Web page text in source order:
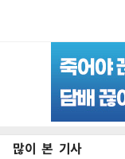
많이 본 기사